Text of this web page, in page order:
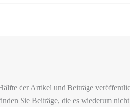
der Artikel und Beiträge
Sie Beiträge, die es wiederum